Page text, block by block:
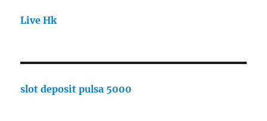
Live Hk
slot deposit pulsa 5000